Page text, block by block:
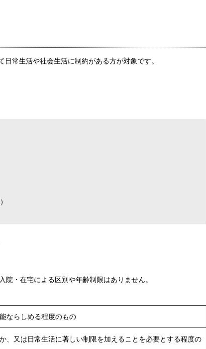
常生活や社会生活に制約がある方が対象です。
・在宅による区別や年齢制限はありません。
ならしめる程度のもの
、又は日常生活に著しい制限を加えることを必要とする程度の